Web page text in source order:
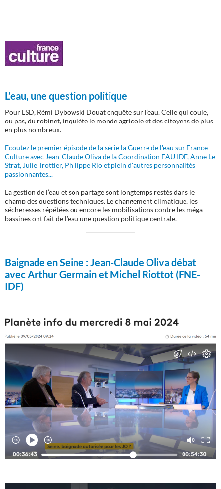
L’eau, une question politique
Pour LSD, Rémi Dybowski Douat enquête sur l’eau. Celle qui coule,
ou pas, du robinet, inquiète le monde agricole et des citoyens de plus
en plus nombreux.
Ecoutez le premier épisode de la série la Guerre de l'eau sur France
Culture avec Jean-Claude Oliva de la Coordination EAU IDF, Anne Le
Strat, Julie Trottier, Philippe Rio et plein d'autres personnalités
passionnantes...
La gestion de l’eau et son partage sont longtemps restés dans le
champ des questions techniques. Le changement climatique, les
sécheresses répétées ou encore les mobilisations contre les méga-
bassines ont fait de l’eau une question politique centrale.
Baignade en Seine :Jean-Claude Oliva débat
avec Arthur Germain et Michel Riottot (FNE-
IDF)